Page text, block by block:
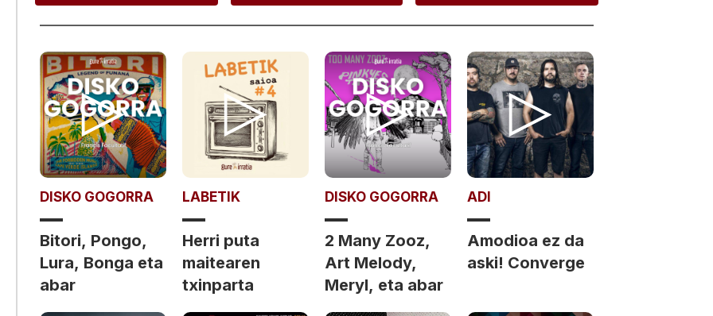
DISKO GOGORRA
Bitori, Pongo,
Lura, Bonga eta
abar
LABETIK
Herri puta
maitearen
txinparta
DISKO GOGORRA
2 Many Zooz,
Art Melody,
Meryl, eta abar
ADI
Amodioa ez da
aski! Converge